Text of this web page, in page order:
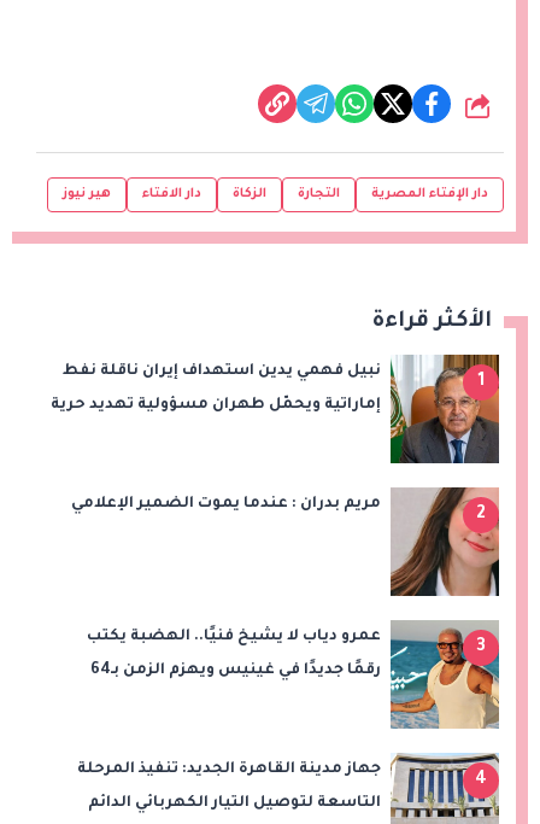
شارك
دار الإفتاء المصرية التجارة الزكاة دار الافتاء هير نيوز
الأكثر قراءة
1
نبيل فهمي يدين استهداف إيران ناقلة نفط
إماراتية ويحمّل طهران مسؤولية تهديد حرية
2
مريم بدران : عندما يموت الضمير الإعلامي
3
عمرو دياب لا يشيخ فنيًا.. الهضبة يكتب
رقمًا جديدًا في غينيس ويهزم الزمن بـ64
4
جهاز مدينة القاهرة الجديد: تنفيذ المرحلة
التاسعة لتوصيل التيار الكهربائي الدائم